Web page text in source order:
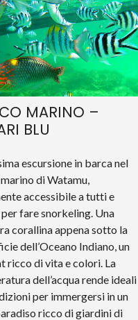
W
E
B
C
A
M
T
A
N
T
I
N
A
L
A
R
MARINO –
BLU
escursione in barca nel
di Watamu,
accessibile a tutti e
fare snorkeling. Una
corallina appena sotto la
dell’Oceano Indiano, un
ricco di vita e colori. La
dell’acqua rende ideali
per immergersi in un
ricco di giardini di